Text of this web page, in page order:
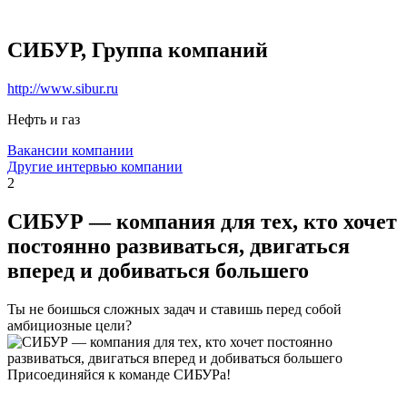
СИБУР, Группа компаний
http://www.sibur.ru
Нефть и газ
Вакансии компании
Другие интервью компании
2
СИБУР — компания для тех, кто хочет
постоянно развиваться, двигаться
вперед и добиваться большего
Ты не боишься сложных задач и ставишь перед собой
амбициозные цели?
Присоединяйся к команде СИБУРа!